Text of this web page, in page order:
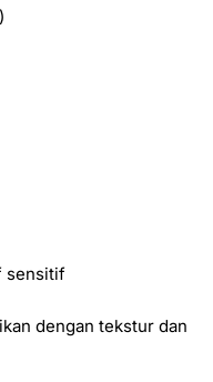
sensitif
dengan tekstur dan